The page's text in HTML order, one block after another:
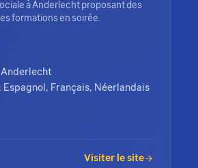
à Anderlecht proposant des
formations en soirée.
Anderlecht
Espagnol, Français, Néerlandais
Visiter le site